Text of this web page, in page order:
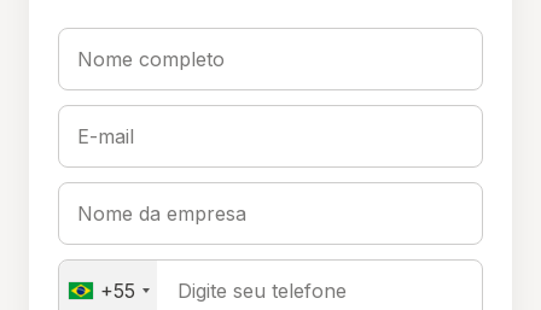
Nome completo
E-mail
Nome da empresa
+55 Digite seu telefone